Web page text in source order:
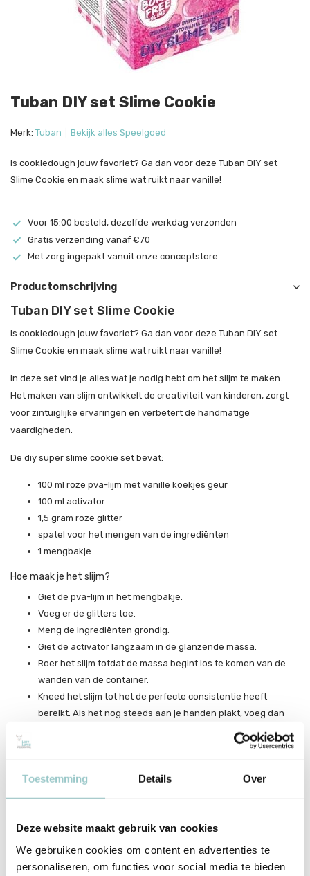
Toestemming Details Over
Deze website maakt gebruik van cookies
We gebruiken cookies om content en advertenties te
personaliseren, om functies voor social media te bieden
Tuban DIY set Slime Cookie
Merk: Tuban Bekijk alles Speelgoed
Is cookiedough jouw favoriet? Ga dan voor deze Tuban DIY set
Slime Cookie en maak slime wat ruikt naar vanille!
Voor 15:00 besteld, dezelfde werkdag verzonden
Gratis verzending vanaf €70
Met zorg ingepakt vanuit onze conceptstore
Productomschrijving
Tuban DIY set Slime Cookie
Is cookiedough jouw favoriet? Ga dan voor deze Tuban DIY set
Slime Cookie en maak slime wat ruikt naar vanille!
In deze set vind je alles wat je nodig hebt om het slijm te maken.
Het maken van slijm ontwikkelt de creativiteit van kinderen, zorgt
voor zintuiglijke ervaringen en verbetert de handmatige
vaardigheden.
De diy super slime cookie set bevat:
100 ml roze pva-lijm met vanille koekjes geur
100 ml activator
1,5 gram roze glitter
spatel voor het mengen van de ingrediënten
1 mengbakje
Hoe maak je het slijm?
Giet de pva-lijm in het mengbakje.
Voeg er de glitters toe.
Meng de ingrediënten grondig.
Giet de activator langzaam in de glanzende massa.
Roer het slijm totdat de massa begint los te komen van de
wanden van de container.
Kneed het slijm tot het de perfecte consistentie heeft
bereikt. Als het nog steeds aan je handen plakt, voeg dan
Onthoud dat slijm langer zijn eigenschappen behoudt en niet
uitdroogt als je het na het spelen in een gesloten bakje doet.
van microplastics. Ze bevatten geen borax of andere giftige
Gemaakt in Polen.